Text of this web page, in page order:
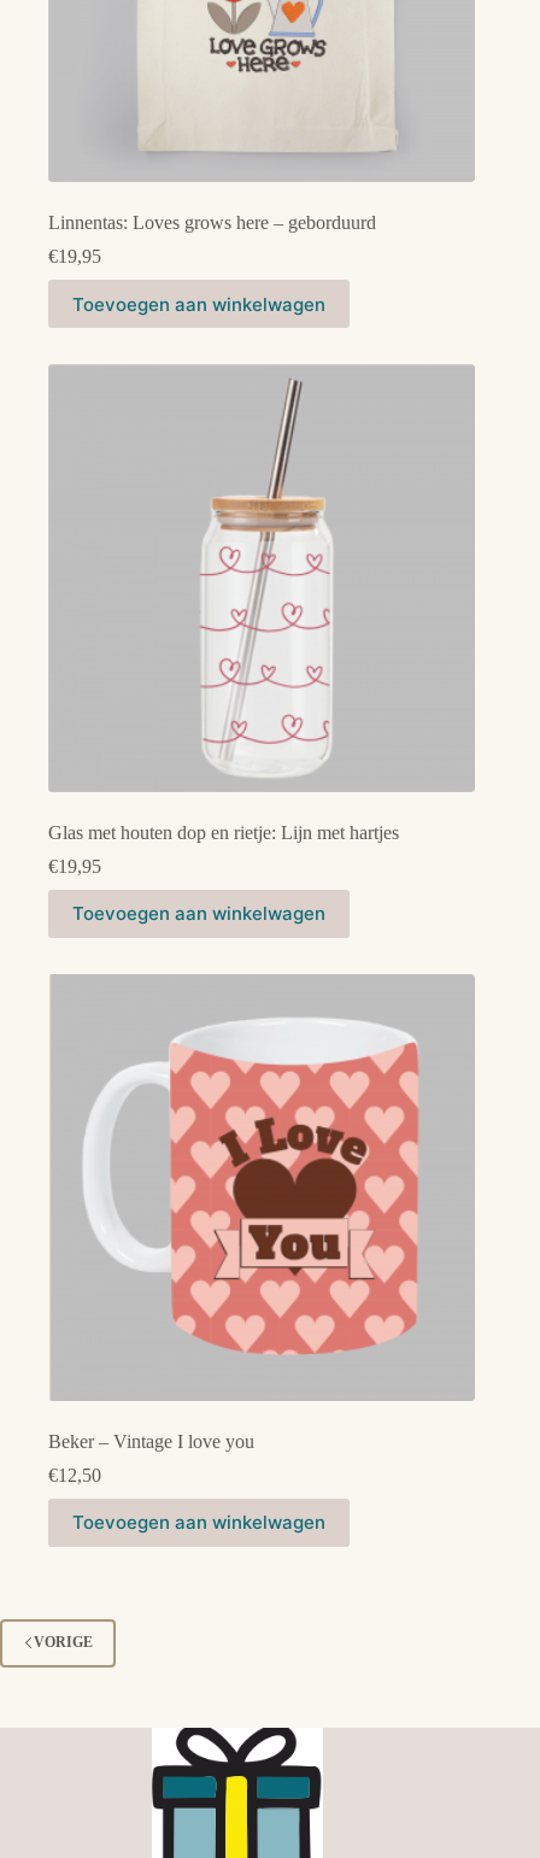
Linnentas: Loves grows here – geborduurd
€19,95
Toevoegen aan winkelwagen
Glas met houten dop en rietje: Lijn met hartjes
€19,95
Toevoegen aan winkelwagen
Beker – Vintage I love you
€12,50
Toevoegen aan winkelwagen
VORIGE